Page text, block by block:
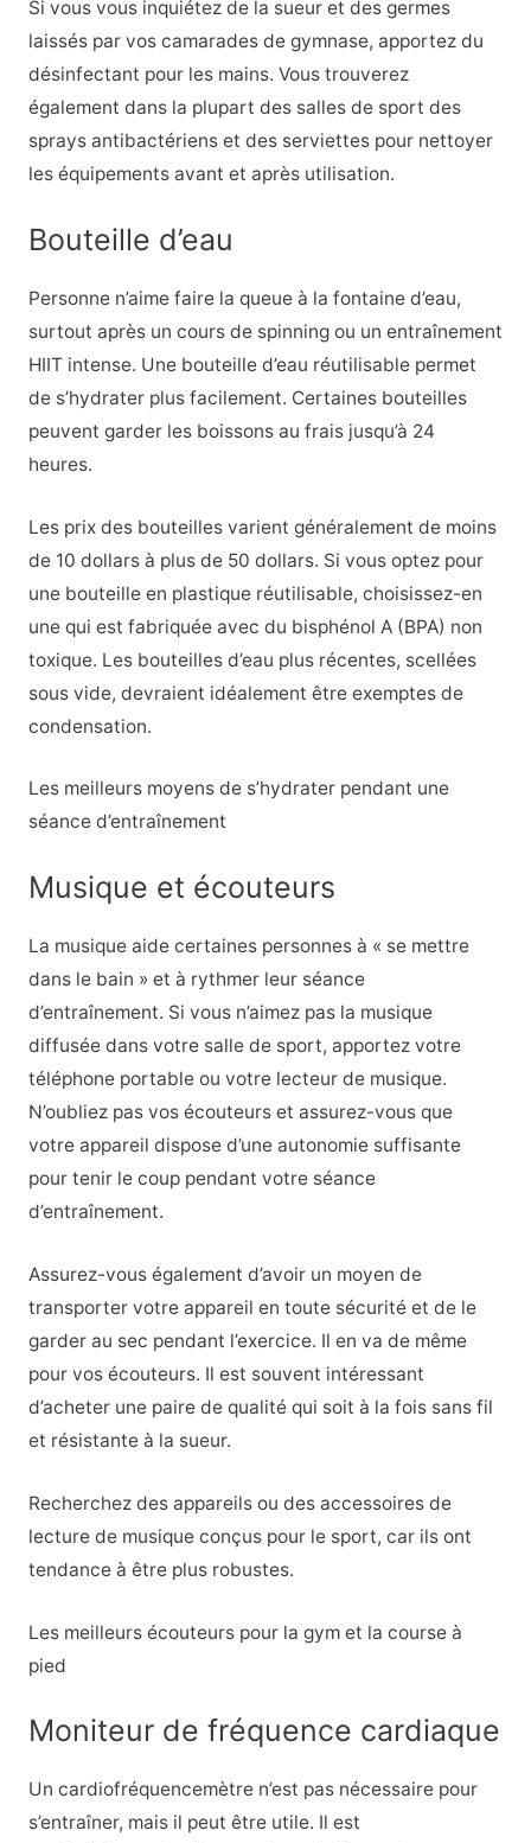
Si vous vous inquiétez de la sueur et des germes
laissés par vos camarades de gymnase, apportez du
désinfectant pour les mains. Vous trouverez
également dans la plupart des salles de sport des
sprays antibactériens et des serviettes pour nettoyer
les équipements avant et après utilisation.
Bouteille d’eau
Personne n’aime faire la queue à la fontaine d’eau,
surtout après un cours de spinning ou un entraînement
HIIT intense. Une bouteille d’eau réutilisable permet
de s’hydrater plus facilement. Certaines bouteilles
peuvent garder les boissons au frais jusqu’à 24
heures.
Les prix des bouteilles varient généralement de moins
de 10 dollars à plus de 50 dollars. Si vous optez pour
une bouteille en plastique réutilisable, choisissez-en
une qui est fabriquée avec du bisphénol A (BPA) non
toxique. Les bouteilles d’eau plus récentes, scellées
sous vide, devraient idéalement être exemptes de
condensation.
Les meilleurs moyens de s’hydrater pendant une
séance d’entraînement
Musique et écouteurs
La musique aide certaines personnes à « se mettre
dans le bain » et à rythmer leur séance
d’entraînement. Si vous n’aimez pas la musique
diffusée dans votre salle de sport, apportez votre
téléphone portable ou votre lecteur de musique.
N’oubliez pas vos écouteurs et assurez-vous que
votre appareil dispose d’une autonomie suffisante
pour tenir le coup pendant votre séance
d’entraînement.
Assurez-vous également d’avoir un moyen de
transporter votre appareil en toute sécurité et de le
garder au sec pendant l’exercice. Il en va de même
pour vos écouteurs. Il est souvent intéressant
d’acheter une paire de qualité qui soit à la fois sans fil
et résistante à la sueur.
Recherchez des appareils ou des accessoires de
lecture de musique conçus pour le sport, car ils ont
tendance à être plus robustes.
Les meilleurs écouteurs pour la gym et la course à
pied
Moniteur de fréquence cardiaque
Un cardiofréquencemètre n’est pas nécessaire pour
s’entraîner, mais il peut être utile. Il est